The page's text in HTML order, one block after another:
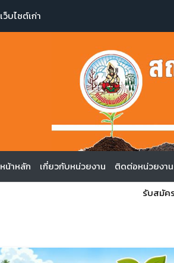
เว็บไซต์เก่า
หน้าหลัก เกี่ยวกับหน่วยงาน
ติดต่อหน่วยงาน
รับสมัครผู้ที่